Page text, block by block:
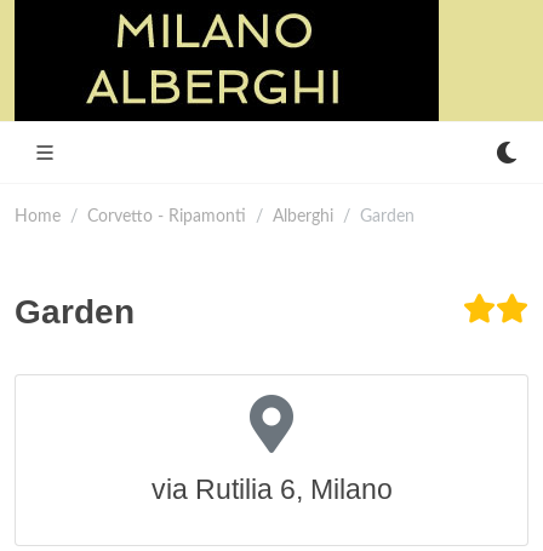
Home Corvetto - Ripamonti Alberghi Garden
Garden
via Rutilia 6, Milano